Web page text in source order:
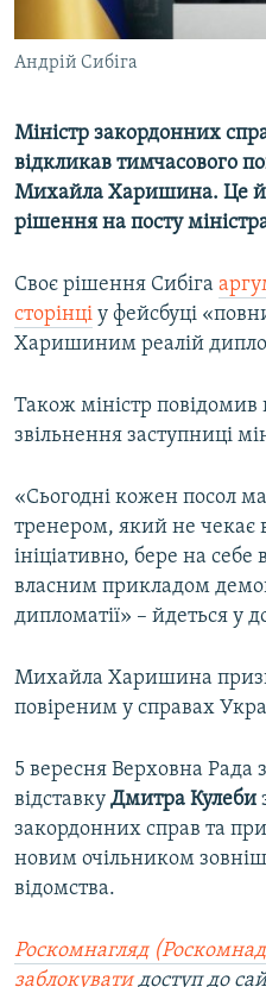
УКРАЇНСЬКА ПРОБЛЕМА КРИМУ
ІНФОГРАФІКА
Qırımtatar
ДОЛУЧАЙСЯ!
Усі сайти RFE/RL
Андрій Сибіга
Міністр закордонних
відкликав тимчасового
Михайла Харишина. Це
рішення на посту
Своє рішення Сибіга
сторінці у фейсбуці
Харишиним реалій
Також міністр
звільнення заступниці
«Сьогодні кожен посол
тренером, який не чекає
ініціативно, бере на себе
власним прикладом
дипломатії» – йдеться у
Михайла Харишина
повіреним у справах
5 вересня Верховна Рада
відставку Дмитра Кулеби
закордонних справ та
новим очільником
відомства.
Роскомнагляд
заблокуватидоступ до